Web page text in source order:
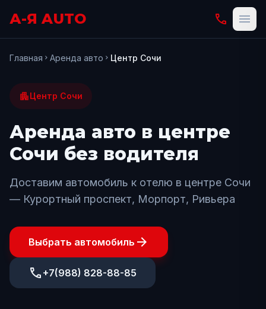
А-Я AUTO phone menu
Главная chevron_right Аренда авто chevron_right Центр Сочи
apartmentЦентр Сочи
Аренда авто в центре
Сочи без водителя
Доставим автомобиль к отелю в центре Сочи
— Курортный проспект, Морпорт, Ривьера
Выбрать автомобиль arrow_forward
phone +7(988) 828-88-85